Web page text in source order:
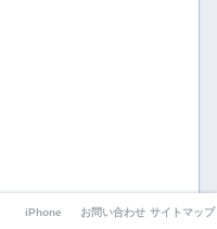
iPhone お問い合わせ サイトマップ